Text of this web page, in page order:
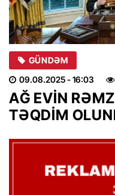
GÜNDƏM
09.08.2025- 16:03
AĞ EVİN
TƏQDİM